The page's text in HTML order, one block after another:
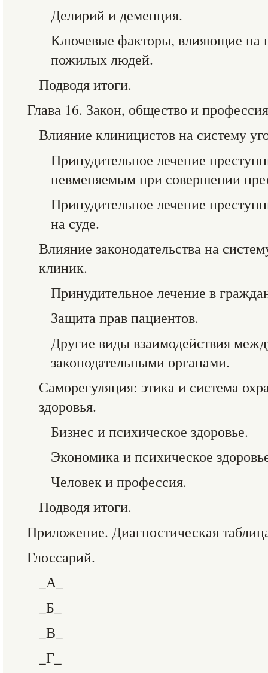
Делирий и деменция.
Ключевые факторы, влияющие на
пожилых людей.
Подводя итоги.
Глава 16. Закон, общество и
Влияние клиницистов на систему
Принудительное лечение
невменяемым при совершении
Принудительное лечение
на суде.
Влияние законодательства на
клиник.
Принудительное лечение в
Защита прав пациентов.
Другие виды взаимодействия
законодательными органами.
Саморегуляция: этика и система
здоровья.
Бизнес и психическое здоровье.
Экономика и психическое
Человек и профессия.
Подводя итоги.
Приложение. Диагностическая
Глоссарий.
_А_
_Б_
_В_
_Г_